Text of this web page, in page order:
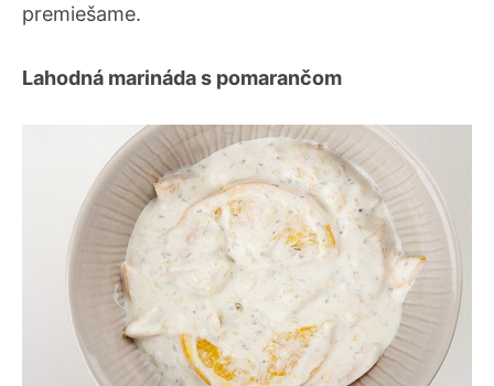
premiešame.
Lahodná marináda s pomarančom